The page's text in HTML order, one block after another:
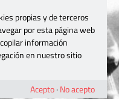
propias y de terceros
por esta página web
información
en nuestro sitio
Acepto· No acepto